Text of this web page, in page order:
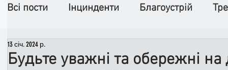
Всі пости Інцинденти Благоустрій
День народження
Будьте уважні та обережні на
13 січ. 2024 р.